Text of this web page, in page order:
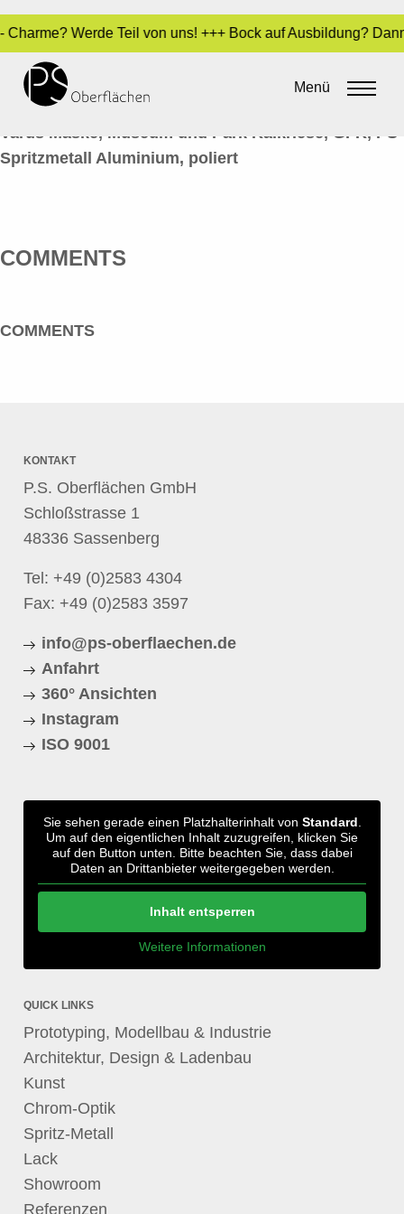
Werde Teil von uns! +++ Bock auf Ausbildung?
Menü
METALL-OPTIK 19_VARUS
admin•14. Juni 2016
Varus Maske, Museum und Park Kalkriese, GFK, PS
Spritzmetall Aluminium, poliert
COMMENTS
COMMENTS
KONTAKT
P.S. Oberflächen GmbH
Schloßstrasse 1
48336 Sassenberg
Tel: +49 (0)2583 4304
Fax: +49 (0)2583 3597
info@ps-oberflaechen.de
Anfahrt
360° Ansichten
Instagram
ISO 9001
Sie sehen gerade einen Platzhalterinhalt von Standard
Um auf den eigentlichen Inhalt zuzugreifen, klicken Sie
auf den Button unten. Bitte beachten Sie, dass dabei
Daten an Drittanbieter weitergegeben werden.
Inhalt entsperren
Weitere Informationen
QUICK LINKS
Prototyping, Modellbau & Industrie
Architektur, Design & Ladenbau
Kunst
Chrom-Optik
Spritz-Metall
Lack
Showroom
Referenzen